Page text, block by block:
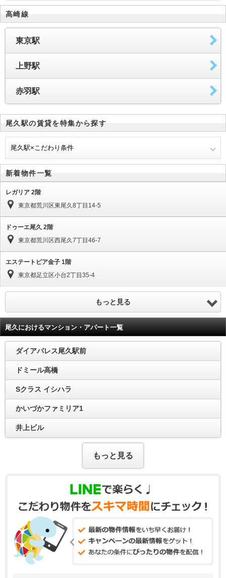
高崎線
東京駅
上野駅
赤羽駅
尾久駅の賃貸を特集から探す
尾久駅×こだわり条件
新着物件一覧
レガリア 2階
東京都荒川区東尾久8丁目14-5
ドゥーエ尾久 2階
東京都荒川区西尾久7丁目46-7
エステートピア金子 1階
東京都足立区小台2丁目35-4
もっと見る
尾久におけるマンション・アパート一覧
ダイアパレス尾久駅前
ドミール高橋
Sクラス イシハラ
かいづかファミリア1
井上ビル
もっと見る